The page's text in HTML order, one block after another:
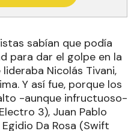
sabían que podía
para dar el golpe en la
Nicolás Tivani,
Y así fue, porque los
-aunque infructuoso-
3), Juan Pablo
Da Rosa (Swift